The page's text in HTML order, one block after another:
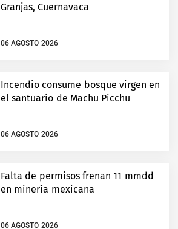
Granjas, Cuernavaca
06 AGOSTO 2026
Incendio consume bosque virgen en
el santuario de Machu Picchu
06 AGOSTO 2026
Falta de permisos frenan 11 mmdd
en minería mexicana
06 AGOSTO 2026